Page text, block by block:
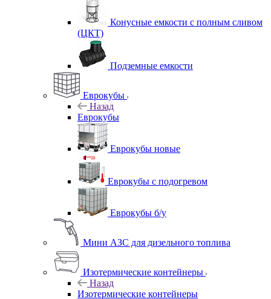
Конусные емкости с полным сливом
(ЦКТ)
Подземные емкости
Еврокубы
Назад
Еврокубы
Еврокубы новые
Еврокубы с подогревом
Еврокубы б/у
Мини АЗС для дизельного топлива
Изотермические контейнеры
Назад
Изотермические контейнеры